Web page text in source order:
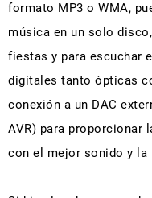
formato MP3 o WMA,
música en un solo
fiestas y para escuchar
digitales tanto ópticas
conexión a un DAC
AVR) para proporcionar
con el mejor sonido y la